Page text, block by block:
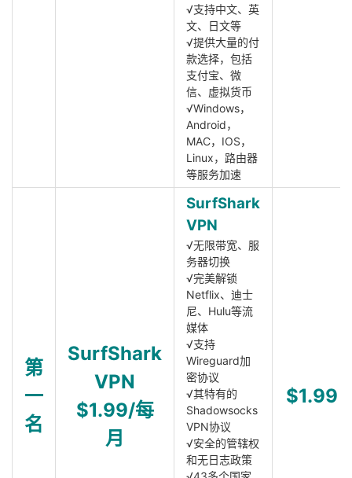
√支持中文、英
文、日文等
√提供大量的付
款选择，包括
支付宝、微
信、虚拟货币
√Windows，
Android，
MAC，IOS，
Linux，路由器
等服务加速
第
一
名
SurfShark
VPN
$1.99/每
月
SurfShark
VPN
√无限带宽、服
务器切换
√完美解锁
Netflix、迪士
尼、Hulu等流
媒体
√支持
Wireguard加
密协议
√其特有的
Shadowsocks
VPN协议
√安全的管辖权
和无日志政策
$1.99